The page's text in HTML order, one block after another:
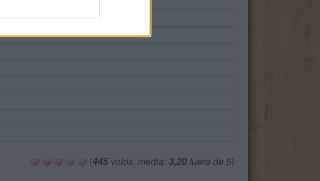
(445votos, media: 3,20 fuera de 5)